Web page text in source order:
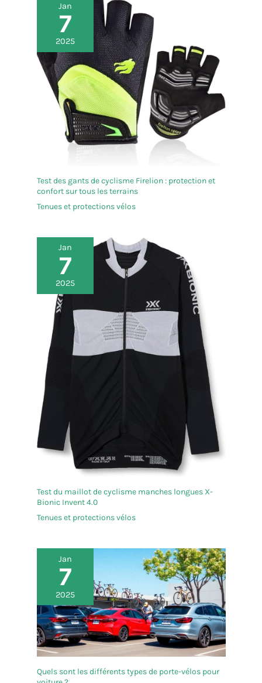
Jan
7
2025
Test des gants de cyclisme Firelion : protection et
confort sur tous les terrains
Tenues et protections vélos
Jan
7
2025
Test du maillot de cyclisme manches longues X-
Bionic Invent 4.0
Tenues et protections vélos
Jan
7
2025
Quels sont les différents types de porte-vélos pour